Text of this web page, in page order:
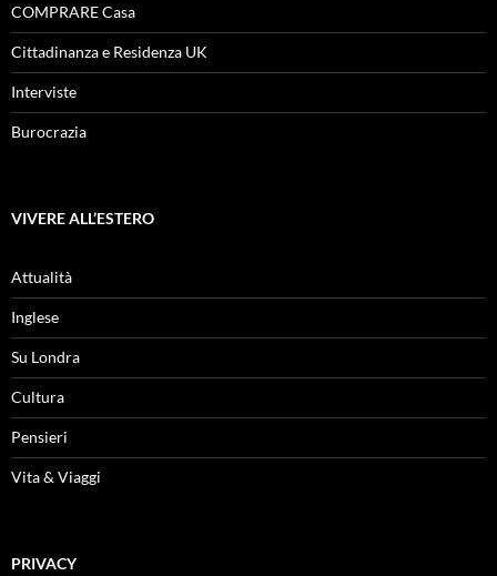
COMPRARE Casa
Cittadinanza e Residenza UK
Interviste
Burocrazia
VIVERE ALL’ESTERO
Attualità
Inglese
Su Londra
Cultura
Pensieri
Vita & Viaggi
PRIVACY